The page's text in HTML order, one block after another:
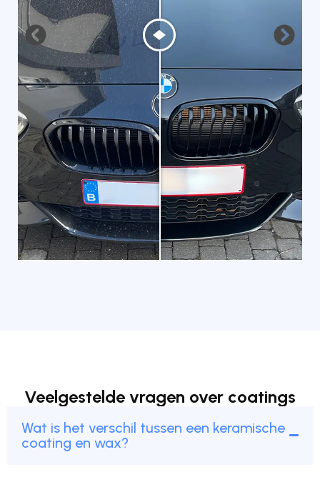
Veelgestelde vragen over coatings
Wat is het verschil tussen een keramische
coating en wax?